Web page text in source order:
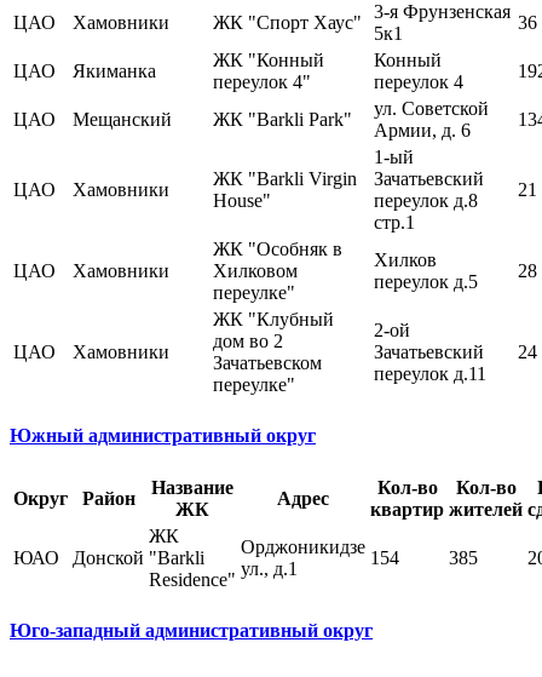
ЦАО Хамовники ЖК "Спорт Хаус"
3-я Фрунзенская
5к1
36
ЦАО Якиманка
ЖК "Конный
переулок 4"
Конный
переулок 4
ЦАО Мещанский ЖК "Barkli Park"
ул. Советской
Армии, д. 6
ЦАО Хамовники
ЖК "Barkli Virgin
House"
1-ый
Зачатьевский
переулок д.8
стр.1
21
ЦАО Хамовники
ЖК "Особняк в
Хилковом
переулке"
Хилков
переулок д.5
28
ЦАО Хамовники
ЖК "Клубный
дом во 2
Зачатьевском
переулке"
2-ой
Зачатьевский
переулок д.11
24
Южный административный округ
Округ Район
Название
ЖК
Адрес
Кол-во
квартир
Кол-во
жителей
ЮАО Донской
ЖК
"Barkli
Residence"
Орджоникидзе
ул., д.1
154 385
Юго-западный административный округ